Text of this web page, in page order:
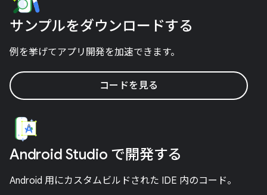
サンプルをダウンロードする
例を挙げてアプリ開発を加速できます。
コードを見る
Android Studio で開発する
Android 用にカスタムビルドされた IDE 内のコード。